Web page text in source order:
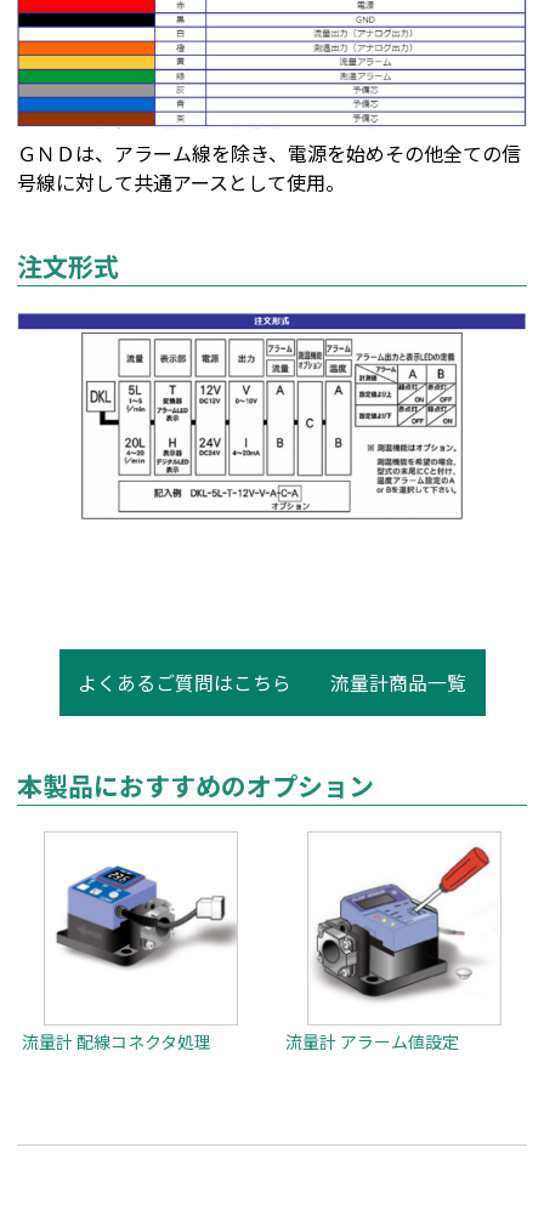
ＧＮＤは、アラーム線を除き、電源を始めその他全ての信
号線に対して共通アースとして使用。
注文形式
よくあるご質問はこちら 流量計商品一覧
本製品におすすめのオプション
流量計 配線コネクタ処理 流量計 アラーム値設定